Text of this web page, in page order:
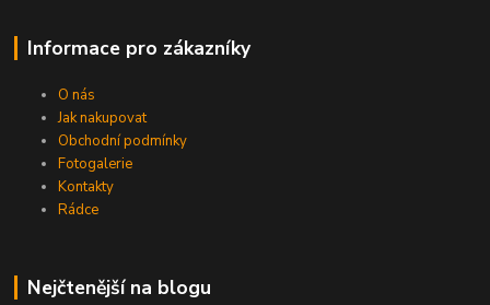
Informace pro zákazníky
O nás
Jak nakupovat
Obchodní podmínky
Fotogalerie
Kontakty
Rádce
Nejčtenější na blogu